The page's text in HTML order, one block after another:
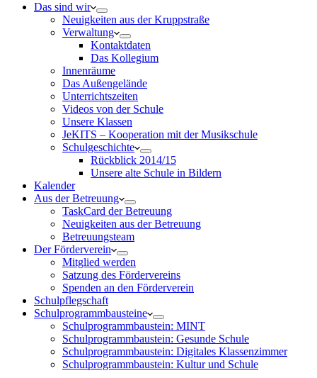
Das sind wir
Neuigkeiten aus der Kruppstraße
Verwaltung
Kontaktdaten
Das Kollegium
Innenräume
Das Außengelände
Unterrichtszeiten
Videos von der Schule
Unsere Klassen
JeKITS – Kooperation mit der Musikschule
Schulgeschichte
Rückblick 2014/15
Unsere alte Schule in Bildern
Kalender
Aus der Betreuung
TaskCard der Betreuung
Neuigkeiten aus der Betreuung
Betreuungsteam
Der Förderverein
Mitglied werden
Satzung des Fördervereins
Spenden an den Förderverein
Schulpflegschaft
Schulprogrammbausteine
Schulprogrammbaustein: MINT
Schulprogrammbaustein: Gesunde Schule
Schulprogrammbaustein: Digitales Klassenzimmer
Schulprogrammbaustein: Kultur und Schule